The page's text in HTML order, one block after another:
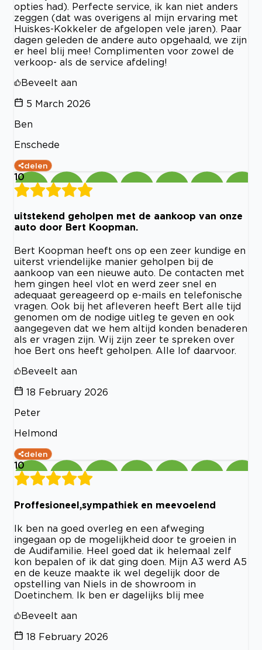
opties had). Perfecte service, ik kan niet anders
zeggen (dat was overigens al mijn ervaring met
Huiskes-Kokkeler de afgelopen vele jaren). Paar
dagen geleden de andere auto opgehaald, we zijn
er heel blij mee! Complimenten voor zowel de
verkoop- als de service afdeling!
Beveelt aan
5 March 2026
Ben
Enschede
delen
10
uitstekend geholpen met de aankoop van onze
auto door Bert Koopman.
Bert Koopman heeft ons op een zeer kundige en
uiterst vriendelijke manier geholpen bij de
aankoop van een nieuwe auto. De contacten met
hem gingen heel vlot en werd zeer snel en
adequaat gereageerd op e-mails en telefonische
vragen. Ook bij het afleveren heeft Bert alle tijd
genomen om de nodige uitleg te geven en ook
aangegeven dat we hem altijd konden benaderen
als er vragen zijn. Wij zijn zeer te spreken over
hoe Bert ons heeft geholpen. Alle lof daarvoor.
Beveelt aan
18 February 2026
Peter
Helmond
delen
10
Proffesioneel,sympathiek en meevoelend
Ik ben na goed overleg en een afweging
ingegaan op de mogelijkheid door te groeien in
de Audifamilie. Heel goed dat ik helemaal zelf
kon bepalen of ik dat ging doen. Mijn A3 werd A5
en de keuze maakte ik wel degelijk door de
opstelling van Niels in de showroom in
Doetinchem. Ik ben er dagelijks blij mee
Beveelt aan
18 February 2026